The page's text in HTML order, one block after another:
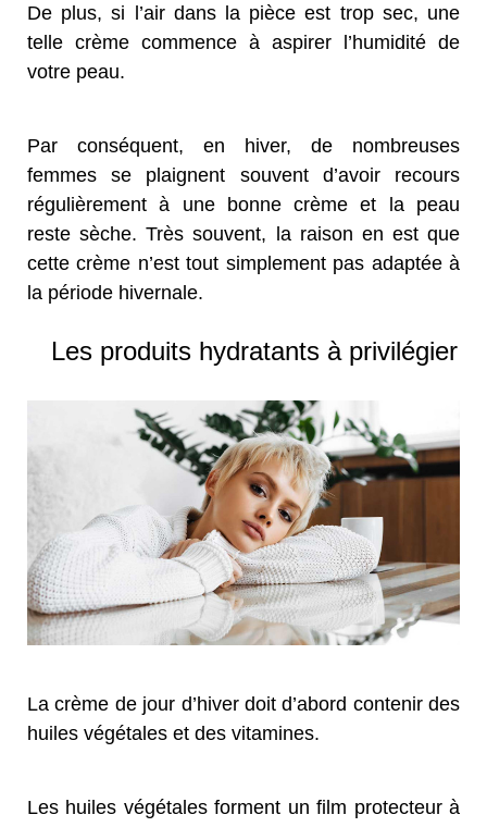
De plus, si l’air dans la pièce est trop sec, une
telle crème commence à aspirer l’humidité de
votre peau.
Par conséquent, en hiver, de nombreuses
femmes se plaignent souvent d’avoir recours
régulièrement à une bonne crème et la peau
reste sèche. Très souvent, la raison en est que
cette crème n’est tout simplement pas adaptée à
la période hivernale.
Les produits hydratants à privilégier
La crème de jour d’hiver doit d’abord contenir des
huiles végétales et des vitamines.
Les huiles végétales forment un film protecteur à